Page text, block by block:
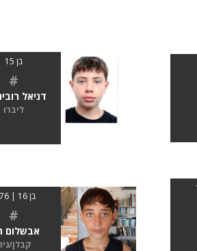
בן 15
#
דניאל
ליברו
בן 16 | 1.76
#
אבשלום
קבלן/